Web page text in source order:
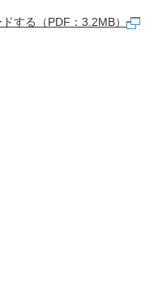
ドする（PDF：3.2MB）